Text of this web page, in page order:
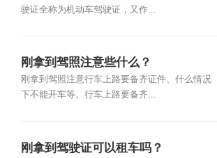
驶证全称为机动车驾驶证，又作...
刚拿到驾照注意些什么？
刚拿到驾照注意行车上路要备齐证件、什么情况
下不能开车等。行车上路要备齐...
刚拿到驾驶证可以租车吗？